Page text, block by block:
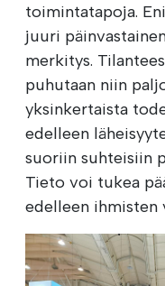
toimintatapoja.
juuri
merkitys.
puhutaan niin
yksinkertaista
edelleen
suoriin suhteisiin
Tieto voi tukea
edelleen ihmisten